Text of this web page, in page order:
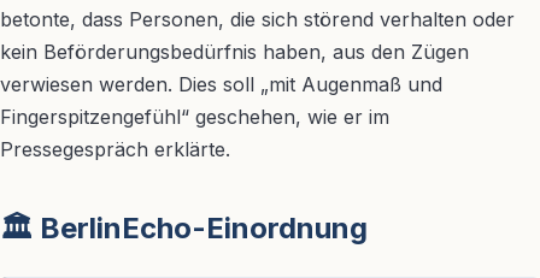
betonte, dass Personen, die sich störend verhalten oder
kein Beförderungsbedürfnis haben, aus den Zügen
verwiesen werden. Dies soll „mit Augenmaß und
Fingerspitzengefühl“ geschehen, wie er im
Pressegespräch erklärte.
🏛️ BerlinEcho-Einordnung